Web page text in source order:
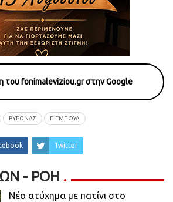
του fonimaleviziou.gr στην Google
ΒΥΡΩΝΑΣ ΠΙΤΜΠΟΥΛ
Twitter
- ΡΟΗ
Νέο ατύχημα με πατίνι στο